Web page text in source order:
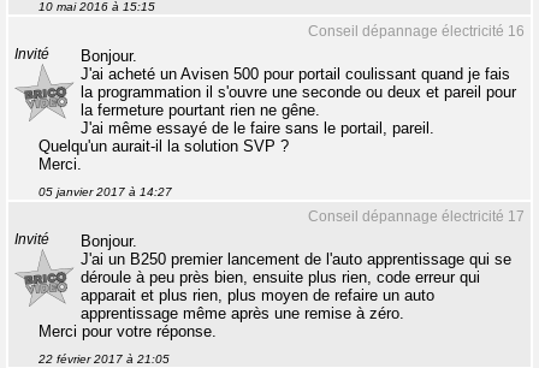
10 mai 2016 à 15:15
Conseil dépannage électricité 16
Invité
Bonjour.
J'ai acheté un Avisen 500 pour portail coulissant quand je fais
la programmation il s'ouvre une seconde ou deux et pareil pour
la fermeture pourtant rien ne gêne.
J'ai même essayé de le faire sans le portail, pareil.
Quelqu'un aurait-il la solution SVP ?
Merci.
05 janvier 2017 à 14:27
Conseil dépannage électricité 17
Invité
Bonjour.
J'ai un B250 premier lancement de l'auto apprentissage qui se
déroule à peu près bien, ensuite plus rien, code erreur qui
apparait et plus rien, plus moyen de refaire un auto
apprentissage même après une remise à zéro.
Merci pour votre réponse.
22 février 2017 à 21:05